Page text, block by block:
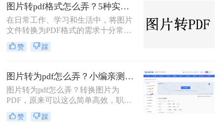
片怎么转换pdf文件格式呢？本文将揭
秘三种专业级转换方法，结合实测数
据帮你突破效率瓶颈。
图片转pdf格式怎么弄？5种实用的转换方法！
在日常工作、学习和生活中，将图片
文件转换为PDF格式的需求十分常
见。PDF格式因其跨平台兼容性强、
内容不易篡改、排版稳定等优势，成
转pdf格式怎么弄呢？本文将介绍几种
常见的图片转PDF方法，帮助用户高
效完成转换。
赞 踩
图片转为pdf怎么弄？小编亲测5种实用方法，告别繁琐操作！
图片转为pdf怎么弄？转换图片为
PDF，原来可以这么简单高效，职场
效率提升从此触手可及！“一张图片
秒变PDF文档？是的，你没听错！”作
赞 踩